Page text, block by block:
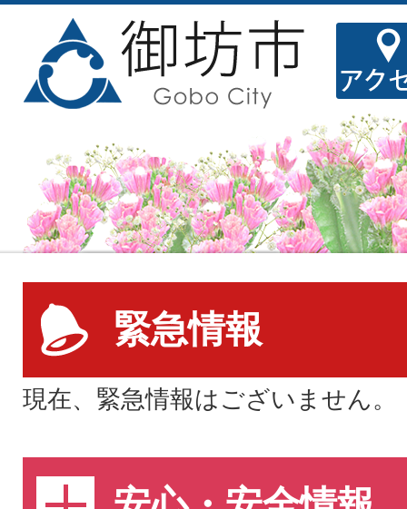
緊急情報
現在、緊急情報はございません。